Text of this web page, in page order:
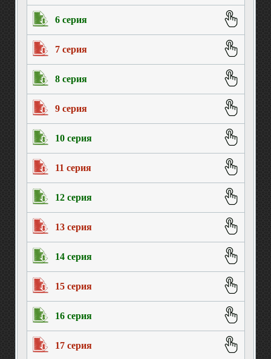
6 серия
7 серия
8 серия
9 серия
10 серия
11 серия
12 серия
13 серия
14 серия
15 серия
16 серия
17 серия